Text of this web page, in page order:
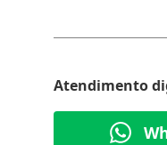
Atendimento